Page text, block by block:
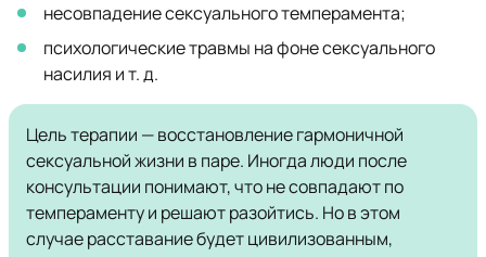
несовпадение сексуального темперамента;
психологические травмы на фоне сексуального
насилия и т. д.
Цель терапии — восстановление гармоничной
сексуальной жизни в паре. Иногда люди после
консультации понимают, что не совпадают по
темпераменту и решают разойтись. Но в этом
случае расставание будет цивилизованным,